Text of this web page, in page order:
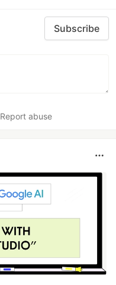
Subscribe
Report abuse